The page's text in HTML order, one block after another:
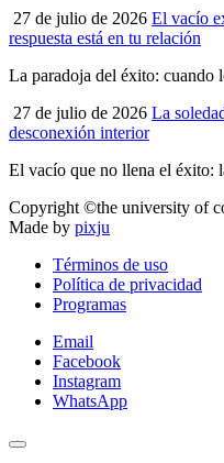
27 de julio de 2026 El vacío
respuesta está en tu relación
La paradoja del éxito: cuando
27 de julio de 2026 La
desconexión interior
El vacío que no llena el éxito:
Copyright ©the university of
Made by pixju
Términos de uso
Política de privacidad
Programas
Email
Facebook
Instagram
WhatsApp